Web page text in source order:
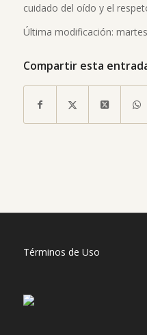
cuidado del oído y el
Última modificación:
Compartir esta
Términos de Uso